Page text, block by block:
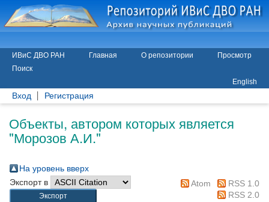
ИВиС ДВО РАН Главная О репозитории
Просмотр
Поиск
English
Вход Регистрация
Объекты, автором которых является
"Морозов А.И."
На уровень вверх
Экспорт в
Atom
RSS 1.0
RSS 2.0